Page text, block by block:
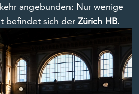
angebunden: Nur wenige
befindet sich derZürich HB.